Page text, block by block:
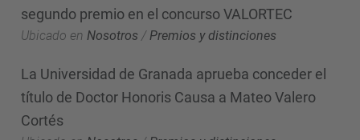
segundo premio en el concurso VALORTEC
Ubicado en Nosotros / Premios y distinciones
La Universidad de Granada aprueba conceder el
título de Doctor Honoris Causa a Mateo Valero
Cortés